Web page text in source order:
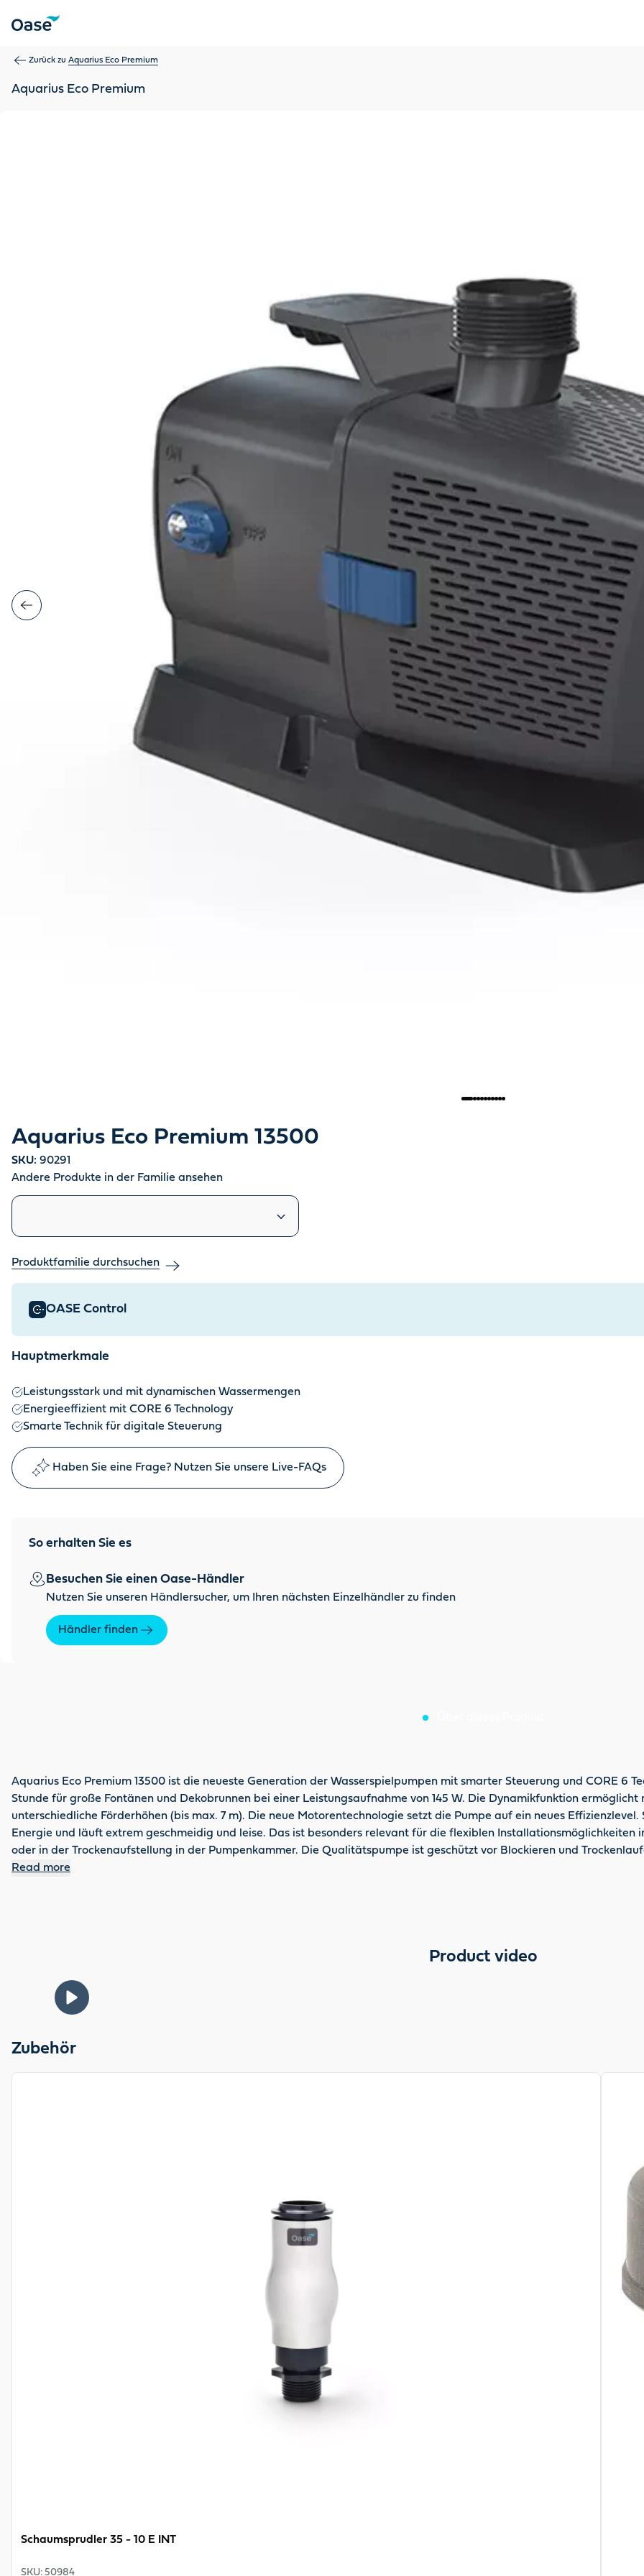
Zurück zu Aquarius Eco Premium
Aquarius Eco Premium
Aquarius Eco Premium 13500
SKU: 90291
Andere Produkte in der Familie ansehen
Ähnliche Produkte
Produktfamilie durchsuchen
OASE Control
Hauptmerkmale
Leistungsstark und mit dynamischen Wassermengen
Energieeffizient mit CORE 6 Technology
Smarte Technik für digitale Steuerung
Haben Sie eine Frage? Nutzen Sie unsere Live-FAQs
So erhalten Sie es
Besuchen Sie einen Oase-Händler
Nutzen Sie unseren Händlersucher, um Ihren nächsten Einzelhändler zu finden
Händler finden
Aquarius Eco Premium 13500 ist die neueste Generation der Wasserspielpumpen mit smarter Steuerung und CORE 6
Stunde für große Fontänen und Dekobrunnen bei einer Leistungsaufnahme von 145 W. Die Dynamikfunktion
unterschiedliche Förderhöhen (bis max. 7 m). Die neue Motorentechnologie setzt die Pumpe auf ein neues
Energie und läuft extrem geschmeidig und leise. Das ist besonders relevant für die flexiblen Installationsmöglichkeiten
oder in der Trockenaufstellung in der Pumpenkammer. Die Qualitätspumpe ist geschützt vor Blockieren und
-‍20 °C. Made in Germany, 3 plus 2 Jahre Garantie.
Read more
Product video
Zubehör
Schaumsprudler 35 - 10 E INT
SKU: 50984